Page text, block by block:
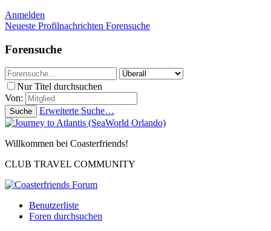
Anmelden
Neueste Profilnachrichten Forensuche
Forensuche
Nur Titel durchsuchen
Von:
Suche Erweiterte Suche…
Willkommen bei Coasterfriends!
CLUB TRAVEL COMMUNITY
Benutzerliste
Foren durchsuchen